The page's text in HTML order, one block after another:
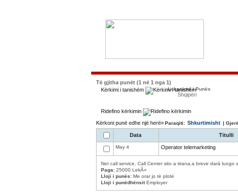
Të gjitha punët (1 në 1 nga 1)
Kërkimi i tanishëm
Lokacioni i Punës
Shqipëri
Ridefino kërkimin
Kërkoni punë edhe një herë»Paraqiti: Shkurtimisht |
Data Titulli
May 4 Operator telemarketing
Net call service, Call Center sito a tirana,a breve darà luogo
Paga: 25000 LekÃ«
Lloji i punës: Me orar jo të plotë
Lloji i punëdhënsitEmployer